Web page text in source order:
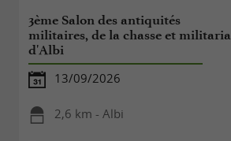
3ème Salon des antiquités
militaires, de la chasse et militaria
d'Albi
13/09/2026
2,6 km - Albi